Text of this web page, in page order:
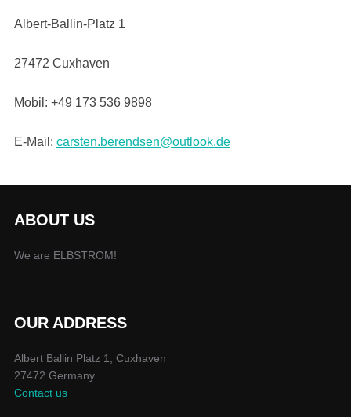
Albert-Ballin-Platz 1
27472 Cuxhaven
Mobil: +49 173 536 9898
E-Mail: carsten.berendsen@outlook.de
ABOUT US
We are ELBSTROM!
OUR ADDRESS
Albert Ballin Platz 1, Cuxhaven
27472 Germany
Contact us